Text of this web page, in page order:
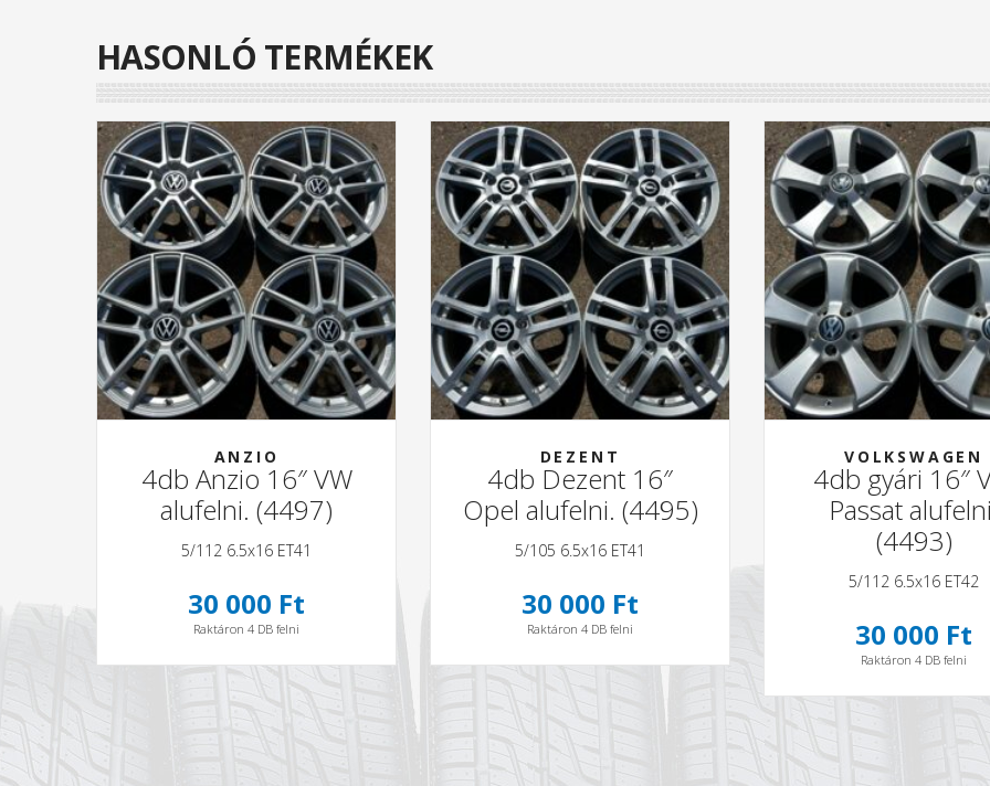
HASONLÓ TERMÉKEK
ANZIO
4db Anzio 16″ VW
alufelni. (4497)
5/112 6.5x16 ET41
30 000 Ft
Raktáron 4 DB felni
DEZENT
4db Dezent 16″
Opel alufelni. (4495)
5/105 6.5x16 ET41
30 000 Ft
Raktáron 4 DB felni
VOLKSWAGEN
4db gyári 16″
Passat
(4493)
5/112 6.5x16 ET42
30 000 Ft
Raktáron 4 DB felni